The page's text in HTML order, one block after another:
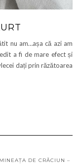
nu am…așa că azi am
a fi de mare efect și
dați prin răzătoarea
DE CRĂCIUN –